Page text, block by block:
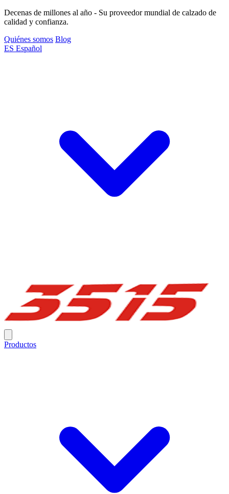
Decenas de millones al año - Su proveedor mundial de calzado de
calidad y confianza.
Quiénes somos Blog
ES Español
Productos